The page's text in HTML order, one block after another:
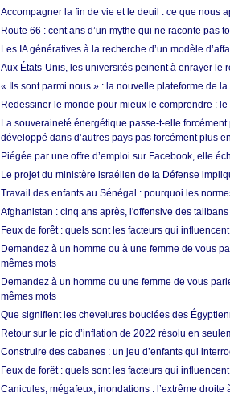
Accompagner la fin de vie et le deuil : ce que nous
Route 66 : cent ans d’un mythe qui ne raconte pas
Les IA génératives à la recherche d’un modèle
Aux États-Unis, les universités peinent à enrayer le
« Ils sont parmi nous » : la nouvelle plateforme de
Redessiner le monde pour mieux le comprendre :
La souveraineté énergétique passe-t-elle
développé dans d’autres pays pas forcément plus
Piégée par une offre d’emploi sur Facebook, elle
Le projet du ministère israélien de la Défense
Travail des enfants au Sénégal : pourquoi les
Afghanistan : cinq ans après, l'offensive des
Feux de forêt : quels sont les facteurs qui
Demandez à un homme ou à une femme de vous
mêmes mots
Demandez à un homme ou une femme de vous
mêmes mots
Que signifient les chevelures bouclées des
Retour sur le pic d’inflation de 2022 résolu en
Construire des cabanes : un jeu d’enfants qui
Feux de forêt : quels sont les facteurs qui
Canicules, mégafeux, inondations : l’extrême droite